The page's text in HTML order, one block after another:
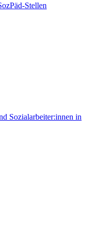
Stellen
Sozialarbeiter:innen in